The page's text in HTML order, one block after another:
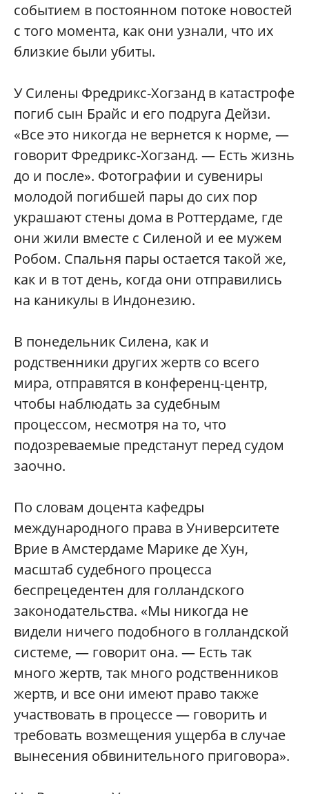
событием в постоянном потоке новостей
с того момента, как они узнали, что их
близкие были убиты.
У Силены Фредрикс-Хогзанд в катастрофе
погиб сын Брайс и его подруга Дейзи.
«Все это никогда не вернется к норме, —
говорит Фредрикс-Хогзанд. — Есть жизнь
до и после». Фотографии и сувениры
молодой погибшей пары до сих пор
украшают стены дома в Роттердаме, где
они жили вместе с Силеной и ее мужем
Робом. Спальня пары остается такой же,
как и в тот день, когда они отправились
на каникулы в Индонезию.
В понедельник Силена, как и
родственники других жертв со всего
мира, отправятся в конференц-центр,
чтобы наблюдать за судебным
процессом, несмотря на то, что
подозреваемые предстанут перед судом
заочно.
По словам доцента кафедры
международного права в Университете
Врие в Амстердаме Марике де Хун,
масштаб судебного процесса
беспрецедентен для голландского
законодательства. «Мы никогда не
видели ничего подобного в голландской
системе, — говорит она. — Есть так
много жертв, так много родственников
жертв, и все они имеют право также
участвовать в процессе — говорить и
требовать возмещения ущерба в случае
вынесения обвинительного приговора».